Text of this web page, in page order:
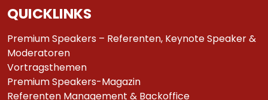
QUICKLINKS
Premium Speakers – Referenten, Keynote Speaker &
Moderatoren
Vortragsthemen
Premium Speakers-Magazin
Referenten Management & Backoffice